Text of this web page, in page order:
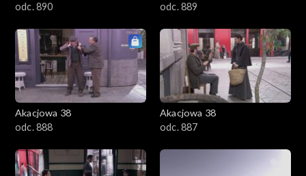
odc. 890
odc. 889
Akacjowa 38
odc. 888
Akacjowa 38
odc. 887